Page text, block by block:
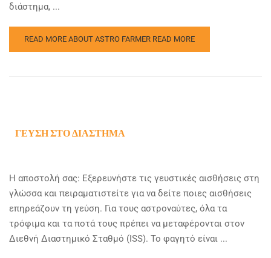
διάστημα, ...
READ MORE ABOUT ASTRO FARMER READ MORE
ΓΕΎΣΗ ΣΤΟ ΔΙΆΣΤΗΜΑ
Η αποστολή σας: Εξερευνήστε τις γευστικές αισθήσεις στη
γλώσσα και πειραματιστείτε για να δείτε ποιες αισθήσεις
επηρεάζουν τη γεύση. Για τους αστροναύτες, όλα τα
τρόφιμα και τα ποτά τους πρέπει να μεταφέρονται στον
Διεθνή Διαστημικό Σταθμό (ISS). Το φαγητό είναι ...